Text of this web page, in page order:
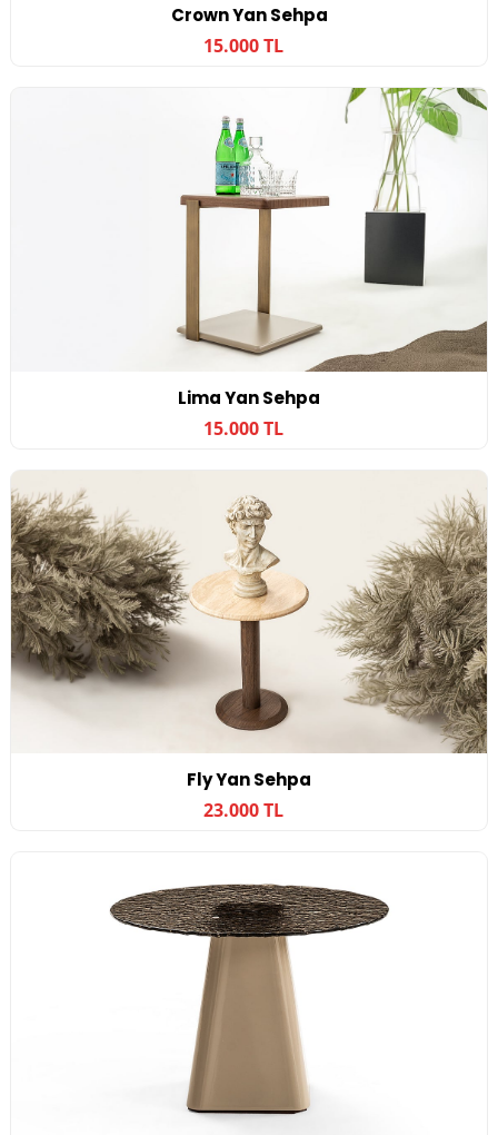
Crown Yan Sehpa
15.000 TL
Lima Yan Sehpa
15.000 TL
Fly Yan Sehpa
23.000 TL